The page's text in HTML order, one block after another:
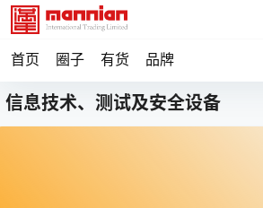
首页 圈子 有货 品牌
信息技术、测试及安全设备